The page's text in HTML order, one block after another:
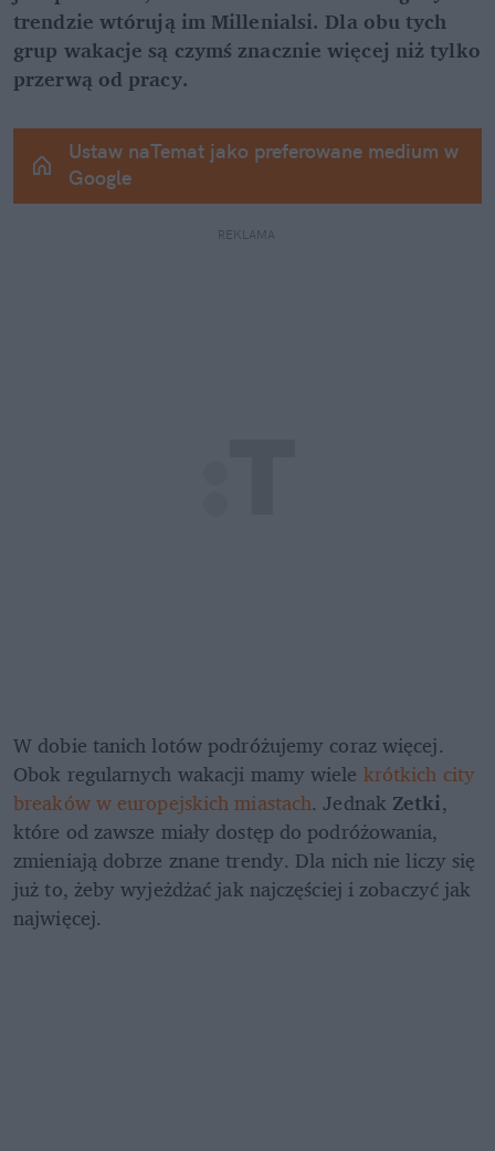
trendzie wtórują im Millenialsi. Dla obu tych
grup wakacje są czymś znacznie więcej niż tylko
przerwą od pracy.
Ustaw naTemat jako preferowane medium w
Google
REKLAMA
W dobie tanich lotów podróżujemy coraz więcej.
Obok regularnych wakacji mamy wiele krótkich city
breaków w europejskich miastach. Jednak Zetki,
które od zawsze miały dostęp do podróżowania,
zmieniają dobrze znane trendy. Dla nich nie liczy się
już to, żeby wyjeżdżać jak najczęściej i zobaczyć jak
najwięcej.